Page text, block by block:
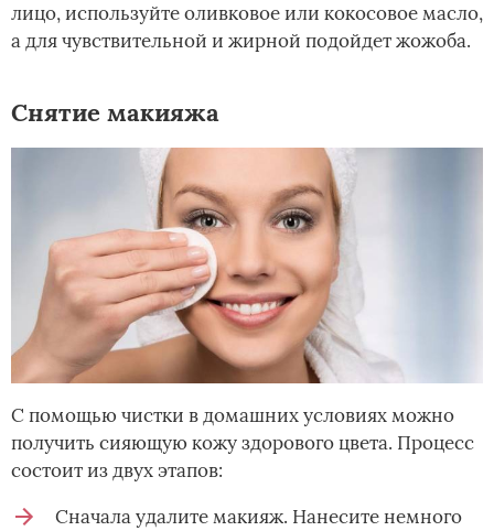
лицо, используйте оливковое или кокосовое масло,
а для чувствительной и жирной подойдет жожоба.
Снятие макияжа
С помощью чистки в домашних условиях можно
получить сияющую кожу здорового цвета. Процесс
состоит из двух этапов:
Сначала удалите макияж. Нанесите немного